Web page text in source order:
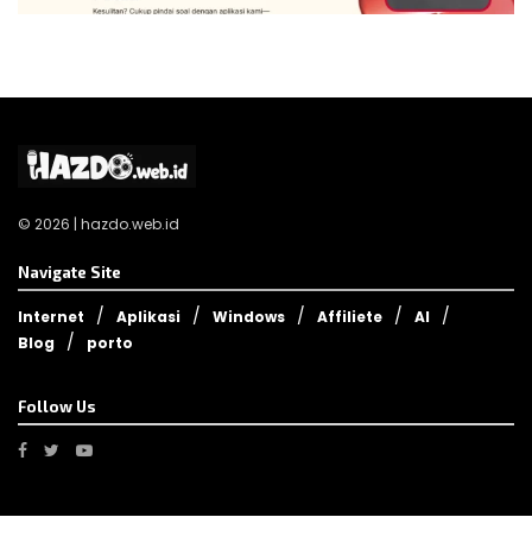
© 2026 | hazdo.web.id
Navigate Site
Internet Aplikasi Windows Affiliete
AI
Blog
porto
Follow Us